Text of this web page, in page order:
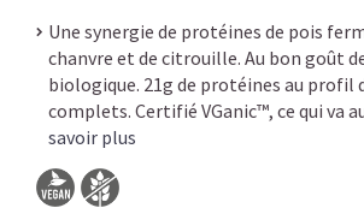
Une synergie de protéines de pois
chanvre et de citrouille. Au bon goût
biologique. 21g de protéines au profil
complets. Certifié VGanic™, ce qui va
savoir plus